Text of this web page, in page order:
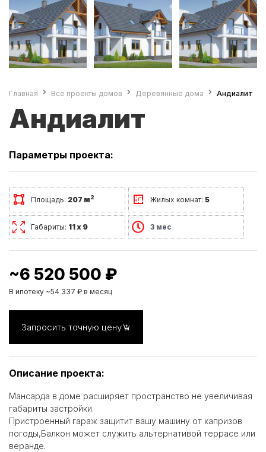
Главная Все проекты домов Деревянные дома Андиалит
Андиалит
Параметры проекта:
Площадь: 207 м2 Жилых комнат: 5
Габариты: 11 х 9 3 мес
~6 520 500 ₽
В ипотеку ~54 337 ₽ в месяц
Запросить точную цену
Описание проекта:
Мансарда в доме расширяет пространство не увеличивая
габариты застройки.
Пристроенный гараж защитит вашу машину от капризов
погоды,Балкон может служить альтернативой террасе или
веранде.